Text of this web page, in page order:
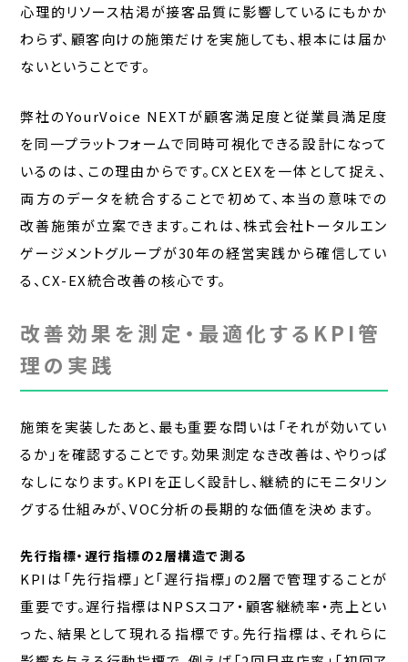
心理的リソース枯渇が接客品質に影響しているにもかか
わらず、顧客向けの施策だけを実施しても、根本には届か
ないということです。
弊社のYourVoice NEXTが顧客満足度と従業員満足度
を同一プラットフォームで同時可視化できる設計になって
いるのは、この理由からです。CXとEXを一体として捉え、
両方のデータを統合することで初めて、本当の意味での
改善施策が立案できます。これは、株式会社トータルエン
ゲージメントグループが30年の経営実践から確信してい
る、CX-EX統合改善の核心です。
改善効果を測定・最適化するKPI管
理の実践
施策を実装したあと、最も重要な問いは「それが効いてい
るか」を確認することです。効果測定なき改善は、やりっぱ
なしになります。KPIを正しく設計し、継続的にモニタリン
グする仕組みが、VOC分析の長期的な価値を決めます。
先行指標・遅行指標の2層構造で測る
KPIは「先行指標」と「遅行指標」の2層で管理することが
重要です。遅行指標はNPSスコア・顧客継続率・売上とい
った、結果として現れる指標です。先行指標は、それらに